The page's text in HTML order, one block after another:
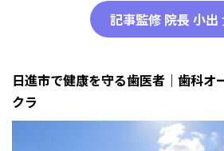
記事監修 院長 小出
日進市で健康を守る歯医者｜歯科オ
クラ